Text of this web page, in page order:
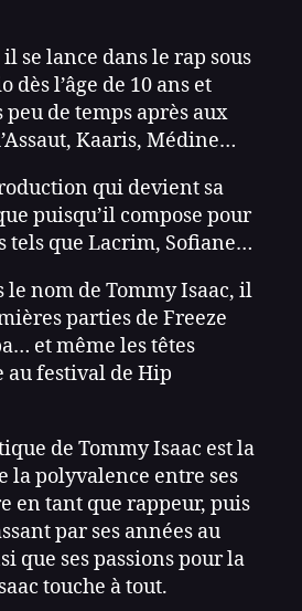
se lance dans le rap sous
dès l’âge de 10 ans et
de temps après aux
Kaaris, Médine…
qui devient sa
puisqu’il compose pour
tels que Lacrim, Sofiane…
le nom de Tommy Isaac, il
parties de Freeze
et même les têtes
au festival de Hip
de Tommy Isaac est la
la polyvalence entre ses
en tant que rappeur, puis
par ses années au
que ses passions pour la
touche à tout.